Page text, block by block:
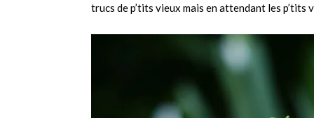
trucs de p’tits vieux mais en attendant les